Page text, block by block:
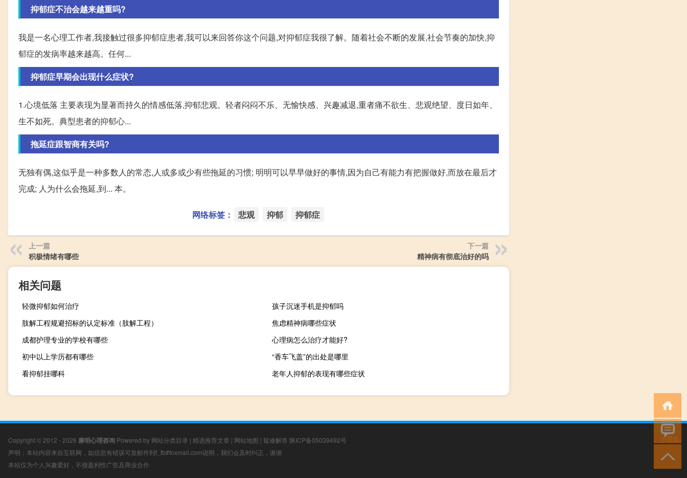
抑郁症不治会越来越重吗?
我是一名心理工作者,我接触过很多抑郁症患者,我可以来回答你这个问题,对抑郁症我很了解。随着社会不断的发展,社会节奏的加快,抑
郁症的发病率越来越高。任何...
抑郁症早期会出现什么症状?
1.心境低落 主要表现为显著而持久的情感低落,抑郁悲观。轻者闷闷不乐、无愉快感、兴趣减退,重者痛不欲生、悲观绝望、度日如年、
生不如死。典型患者的抑郁心...
拖延症跟智商有关吗?
无独有偶,这似乎是一种多数人的常态,人或多或少有些拖延的习惯; 明明可以早早做好的事情,因为自己有能力有把握做好,而放在最后才
完成; 人为什么会拖延,到... 本。
网络标签： 悲观 抑郁 抑郁症
上一篇
积极情绪有哪些
下一篇
精神病有彻底治好的吗
相关问题
轻微抑郁如何治疗
孩子沉迷手机是抑郁吗
肢解工程规避招标的认定标准（肢解工程）
焦虑精神病哪些症状
成都护理专业的学校有哪些
心理病怎么治疗才能好?
初中以上学历都有哪些
“香车飞盖”的出处是哪里
看抑郁挂哪科
老年人抑郁的表现有哪些症状
Copyright © 2012 - 2026 康明心理咨询 Powered by 网站分类目录 | 精选推荐文章 | 网站地图 | 疑难解答 陕ICP备05039492号
声明：本站内容来自互联网，如信息有错误可发邮件到f_fb#foxmail.com说明，我们会及时纠正，谢谢
本站仅为个人兴趣爱好，不接盈利性广告及商业合作
小男孩